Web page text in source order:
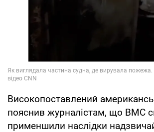
Високопоставлений
пояснив журналістам, що ВМС
применшили наслідки